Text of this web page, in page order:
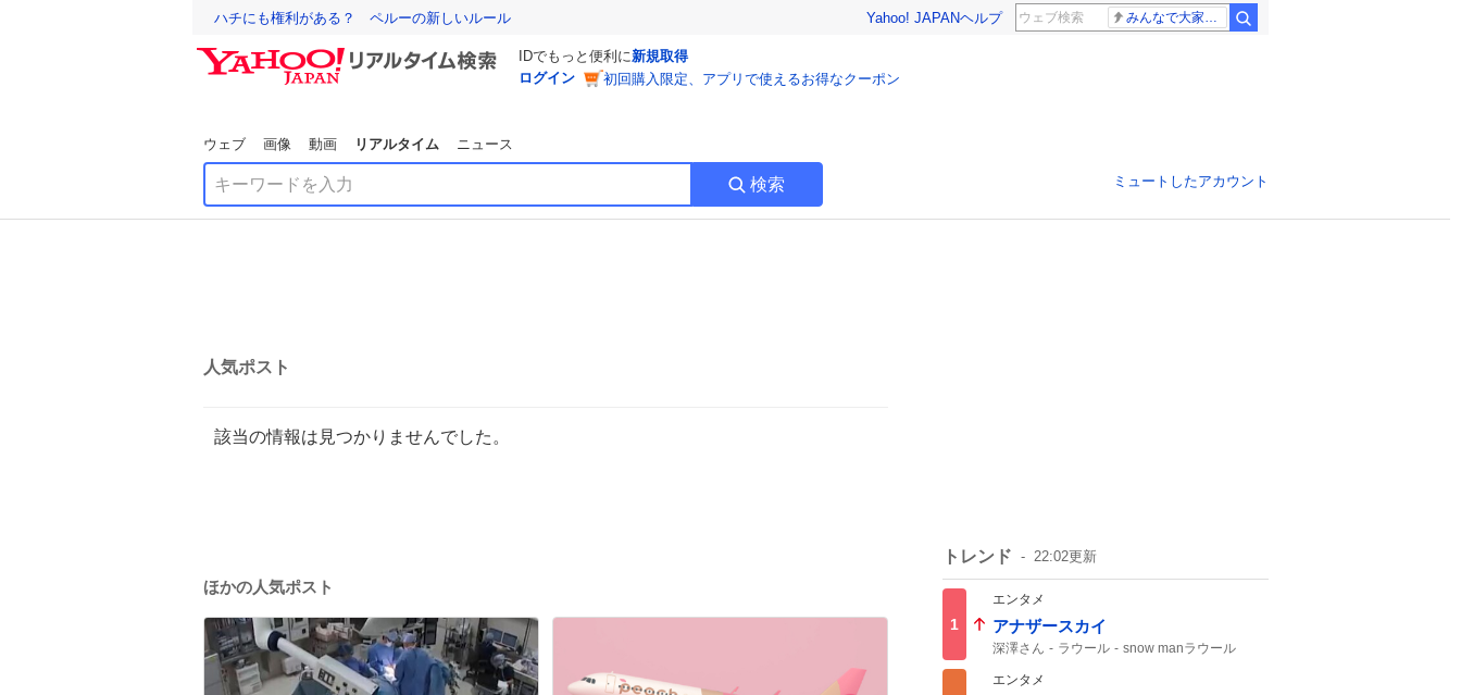
ハチにも権利がある？ ペルーの新しいルール Yahoo! JAPANヘルプ みんなで大家さん 2881億円
IDでもっと便利に新規取得
ログイン
初回購入限定、アプリで使えるお得なクーポン
ウェブ 画像 動画 リアルタイム ニュース
検索 ミュートしたアカウント
人気ポスト
該当の情報は見つかりませんでした。
ほかの人気ポスト
トレンド 22:02更新
1
エンタメ
アナザースカイ
深澤さん ラウール
snow manラウール
エンタメ